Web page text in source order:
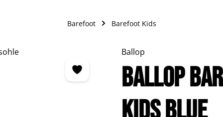
Barefoot Barefoot Kids
Ballop
Ballop